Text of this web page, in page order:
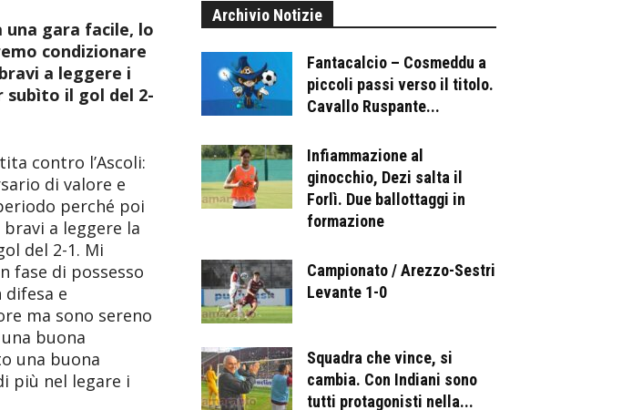
una gara facile, lo
condizionare
a leggere i
subìto il gol del 2-
contro l’Ascoli:
di valore e
perché poi
a leggere la
del 2-1. Mi
fase di possesso
difesa e
ma sono sereno
buona
una buona
più nel legare i
Archivio Notizie
Fantacalcio – Cosmeddu a
piccoli passi verso il titolo.
Cavallo Ruspante...
Infiammazione al
ginocchio, Dezi salta il
Forlì. Due ballottaggi in
formazione
Campionato / Arezzo-Sestri
Levante 1-0
Squadra che vince, si
cambia. Con Indiani sono
tutti protagonisti nella...